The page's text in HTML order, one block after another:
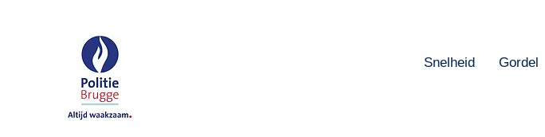
Snelheid Gordel